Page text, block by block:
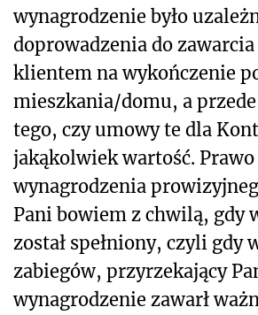
wynagrodzenie było
doprowadzenia do
klientem na wykończenie
mieszkania/domu, a
tego, czy umowy te dla
jakąkolwiek wartość. Prawo
wynagrodzenia
Pani bowiem z chwilą, gdy
został spełniony, czyli gdy
zabiegów, przyrzekający
wynagrodzenie zawarł